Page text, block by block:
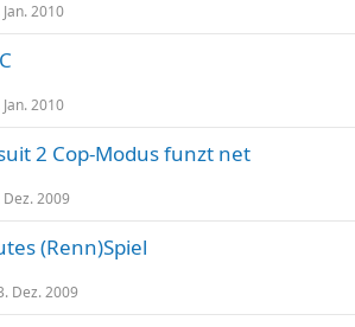
2010
2010
2 Cop-Modus funzt net
Dez. 2009
(Renn)Spiel
Dez. 2009